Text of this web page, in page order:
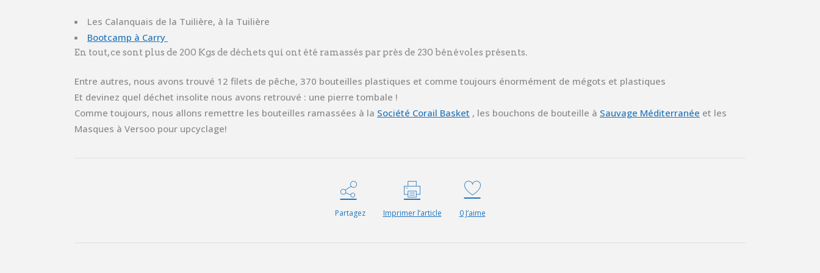
Les Calanquais de la Tuilière, à la Tuilière
Bootcamp à Carry
En tout, ce sont plus de 200 Kgs de déchets qui ont été ramassés par près de 230 bénévoles présents.
Entre autres, nous avons trouvé 12 filets de pêche, 370 bouteilles plastiques et comme toujours énormément de mégots et plastiques
Et devinez quel déchet insolite nous avons retrouvé : une pierre tombale !
Comme toujours, nous allons remettre les bouteilles ramassées à la Société Corail Basket , les bouchons de bouteille à Sauvage Méditerranée et les
Masques à Versoo pour upcyclage!
Partagez Imprimer l’article 0J’aime